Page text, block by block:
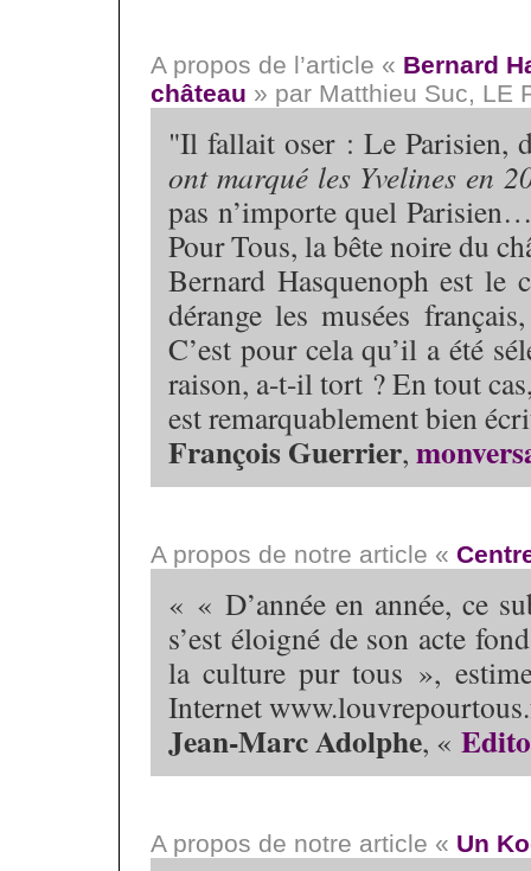
A propos de l’article « Bernard
château » par Matthieu Suc, LE
"Il fallait oser : Le Parisien,
ont marqué les Yvelines en
pas n’importe quel
Pour Tous, la bête noire du
Bernard Hasquenoph est le
dérange les musées
C’est pour cela qu’il a été
raison, a-t-il tort ? En tout
est remarquablement bien
François Guerrier,
A propos de notre article «
« « D’année en année, ce
s’est éloigné de son acte
la culture pur tous »,
Internet
Jean-Marc Adolphe, « Edito
A propos de notre article « Un